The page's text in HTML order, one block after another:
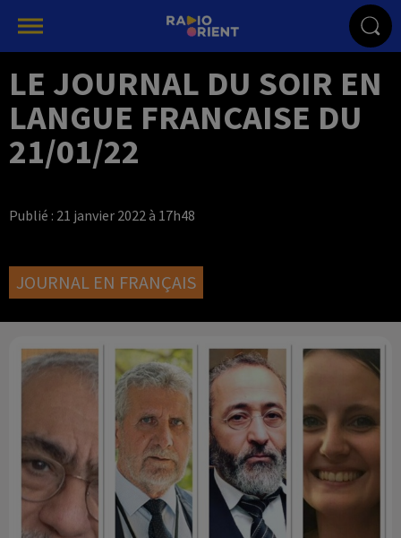
LE JOURNAL DU SOIR EN
LANGUE FRANCAISE DU
21/01/22
Publié : 21 janvier 2022 à 17h48
JOURNAL EN FRANÇAIS